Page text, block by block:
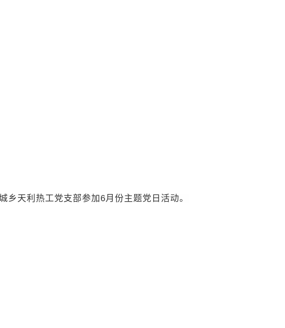
乡天利热工党支部参加6月份主题党日活动。